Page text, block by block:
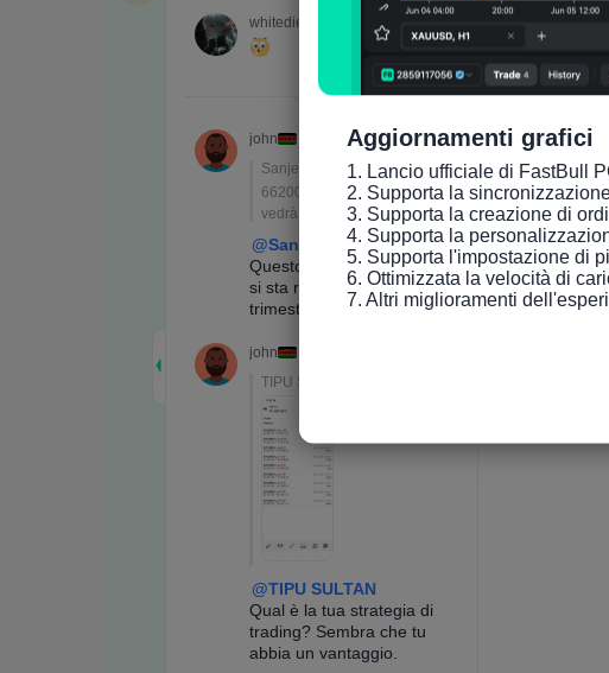
Aggiornamenti grafici
1. Lancio ufficiale di FastBull
2. Supporta la
3. Supporta la creazione di
4. Supporta la
5. Supporta l'impostazione di
6. Ottimizzata la velocità di
7. Altri miglioramenti